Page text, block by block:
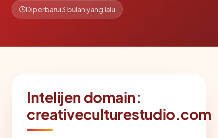
Diperbarui3 bulan yang lalu
Intelijen domain:
creativeculturestudio.com